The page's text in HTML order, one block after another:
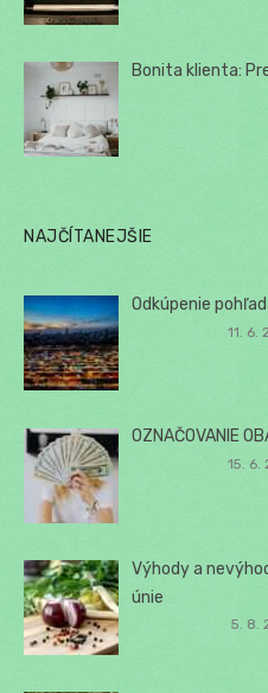
Bonita klienta:
NAJČÍTANEJŠIE
Odkúpenie
11. 6.
OZNAČOVANIE
15. 6.
Výhody a
únie
5. 8.